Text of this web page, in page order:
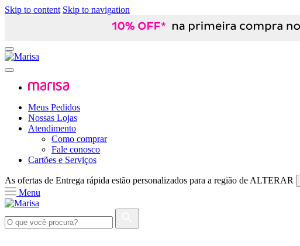
Skip to content Skip to navigation
Meus Pedidos
Nossas Lojas
Atendimento
Como comprar
Fale conosco
Cartões e Serviços
As ofertas de Entrega rápida estão personalizados para a região de ALTERAR
Menu